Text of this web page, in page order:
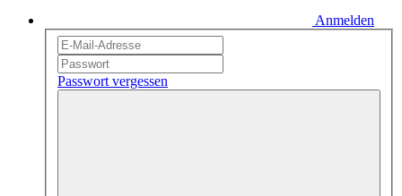
Anmelden
Passwort vergessen